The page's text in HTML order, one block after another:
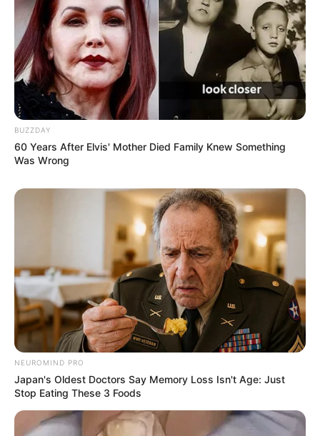
Serem! 9 Chat Ojek Online &
Pelanggan Ini Bikin Auto
Merinding
Bikin Ngakak, 10 Potret
Cosplay Murah Pakai Bahan
Seadanya
BUZZDAY
60 Years After Elvis' Mother Died Family Knew Something
Was Wrong
NEUROMIND PRO
Japan's Oldest Doctors Say Memory Loss Isn't Age: Just
Stop Eating These 3 Foods